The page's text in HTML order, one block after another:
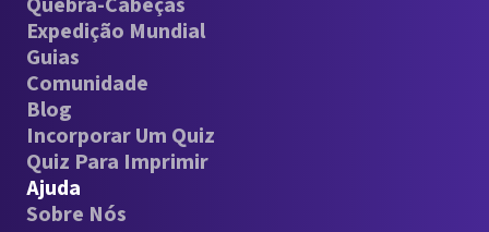
Expedição Mundial
Guias
Comunidade
Blog
Incorporar Um Quiz
Quiz Para Imprimir
Ajuda
Sobre Nós